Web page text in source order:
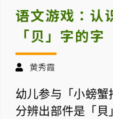
语文游戏：认
「贝」字的字
黄秀霞
幼儿参与「 ⼩螃蟹
分辨出部件是「⾙